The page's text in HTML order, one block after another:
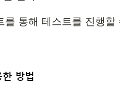
통해 테스트를 진행할